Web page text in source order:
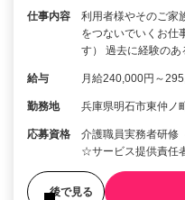
仕事内容
利用者様やそのご家
をつないでいくお仕
す） 過去に経験の
給与 月給240,000円～
勤務地 兵庫県明石市東仲ノ
応募資格
介護職員実務者研修
☆サービス提供責任
後で見る